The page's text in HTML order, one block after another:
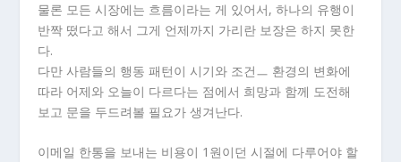
물론 모든 시장에는 흐름이라는 게 있어서, 하나의 유행이
반짝 떴다고 해서 그게 언제까지 가리란 보장은 하지 못한
다.
다만 사람들의 행동 패턴이 시기와 조건ㅡ 환경의 변화에
따라 어제와 오늘이 다르다는 점에서 희망과 함께 도전해
보고 문을 두드려볼 필요가 생겨난다.
이메일 한통을 보내는 비용이 1원이던 시절에 다루어야 할